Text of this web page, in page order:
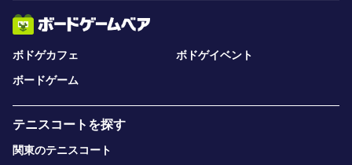
ボドゲカフェ
ボドゲイベント
ボードゲーム
テニスコートを探す
関東のテニスコート